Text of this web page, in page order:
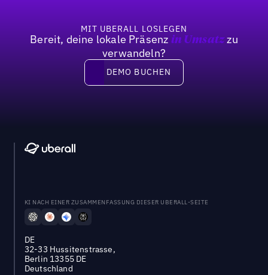
MIT UBERALL LOSLEGEN
Bereit, deine lokale Präsenz in Umsatzzu
verwandeln?
DEMO BUCHEN
DEMO BUCHEN
KI NACH EINER ZUSAMMENFASSUNG DIESER UBERALL-SEITE
DE
32-33 Hussitenstrasse,
Berlin 13355 DE
Deutschland